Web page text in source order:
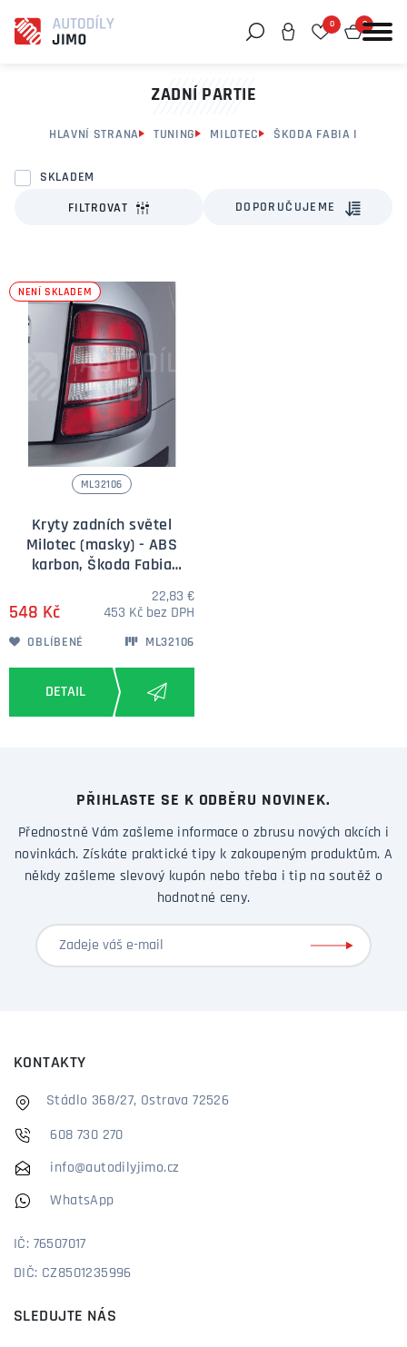
0 0
ZADNÍ PARTIE
HLAVNÍ STRANA TUNING MILOTEC ŠKODA FABIA I
SKLADEM
FILTROVAT DOPORUČUJEME
NENÍ SKLADEM
ML32106
Kryty zadních světel
Milotec (masky) - ABS
karbon, Škoda Fabia
548 Kč
22,83 €
453 Kč bez DPH
OBLÍBENÉ ML32106
PŘIHLASTE SE K ODBĚRU NOVINEK.
Přednostně Vám zašleme informace o zbrusu nových akcích i
novinkách. Získáte praktické tipy k zakoupeným produktům. A
někdy zašleme slevový kupón nebo třeba i tip na soutěž o
hodnotné ceny.
KONTAKTY
Stádlo 368/27, Ostrava 72526
608 730 270
info@autodilyjimo.cz
WhatsApp
IČ: 76507017
DIČ: CZ8501235996
SLEDUJTE NÁS
Můžeme vám pomoci něco najít?